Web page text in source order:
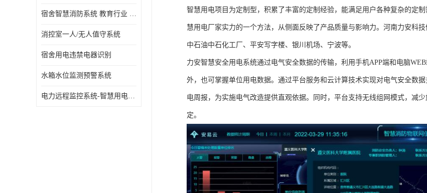
宿舍智慧消防系统 教育行业 摄像头升级
消控室一人/无人值守系统
宿舍用电违禁电器识别
水箱水位监测预警系统
电力远程监控系统-智慧用电安全监控管理系统
智慧用电项目为定制型，积累了丰富的定制经验，能满足用户各种复杂的定
慧用电厂家实力的一个方法，从侧面反映了产品质量与影响力。河南力安科
中石油中石化工厂、平安写字楼、银川机场、宁波等。
力安智慧安全用电系统通过电气安全数据的传输，利用手机APP端和电脑
外，也可掌握单位用电数据。通过平台服务和云计算技术实现对电气安全数
电周报，为实施电气改造提供直观依据。同时，平台支持无线组网模式，减
定。